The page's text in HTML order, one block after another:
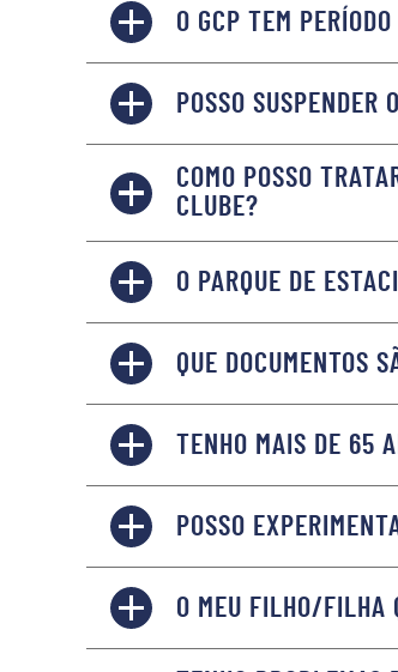
O GCP TEM
POSSO
COMO POSSO
CLUBE?
O PARQUE DE
QUE DOCUMENTOS
TENHO MAIS DE 65
POSSO
O MEU FILHO/FILHA